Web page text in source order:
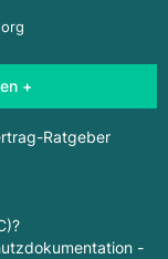
+
Ratgeber
-